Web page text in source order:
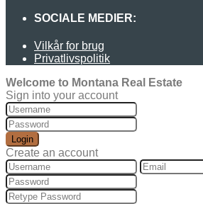
SOCIALE MEDIER:
Vilkår for brug
Privatlivspolitik
Welcome to Montana Real Estate
Sign into your account
Login
Create an account